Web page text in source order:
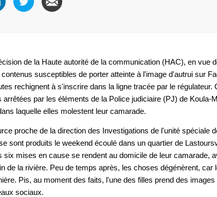
de la Haute autorité de la communication (HAC), en vue
susceptibles de porter atteinte à l'image d'autrui sur
rechignent à s'inscrire dans la ligne tracée par le
arrêtées par les éléments de la Police judiciaire (PJ) de Koula-
laquelle elles molestent leur camarade.
proche de la direction des Investigations de l'unité spéciale
sont produits le weekend écoulé dans un quartier de
six mises en cause se rendent au domicile de leur camarade,
de la rivière. Peu de temps après, les choses dégénèrent,
Pis, au moment des faits, l'une des filles prend des
sociaux.